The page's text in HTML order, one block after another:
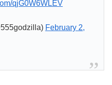
qjG0W6WLEV
February 2,